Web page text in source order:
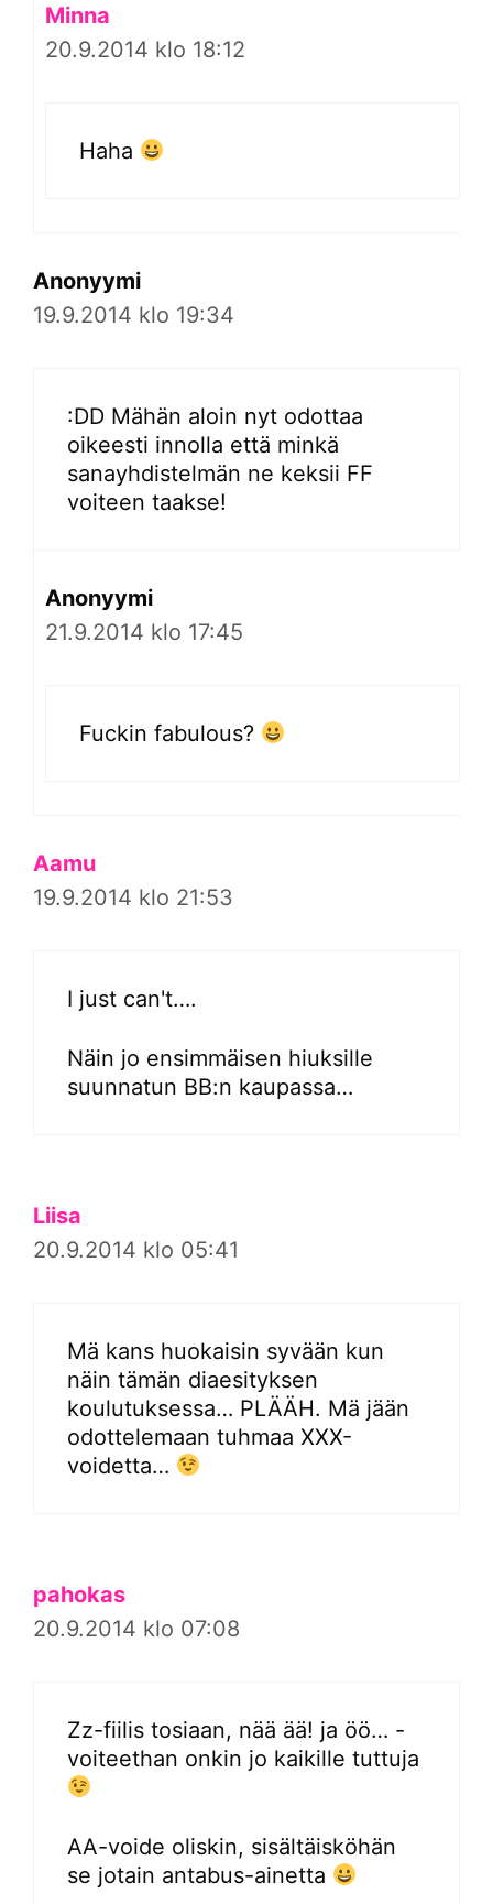
Minna
20.9.2014 klo 18:12
Haha
Anonyymi
19.9.2014 klo 19:34
:DD Mähän aloin nyt odottaa
oikeesti innolla että minkä
sanayhdistelmän ne keksii FF
voiteen taakse!
Anonyymi
21.9.2014 klo 17:45
Fuckin fabulous?
Aamu
19.9.2014 klo 21:53
I just can't….
Näin jo ensimmäisen hiuksille
suunnatun BB:n kaupassa…
Liisa
20.9.2014 klo 05:41
Mä kans huokaisin syvään kun
näin tämän diaesityksen
koulutuksessa… PLÄÄH. Mä jään
odottelemaan tuhmaa XXX-
voidetta…
pahokas
20.9.2014 klo 07:08
Zz-fiilis tosiaan, nää ää! ja öö… -
voiteethan onkin jo kaikille tuttuja
AA-voide oliskin, sisältäisköhän
se jotain antabus-ainetta